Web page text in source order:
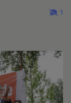
1